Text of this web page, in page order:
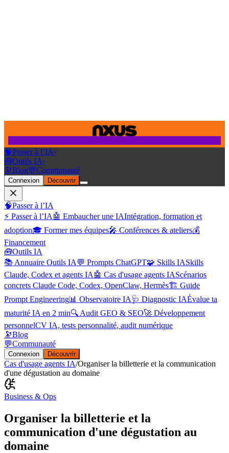
🧠Passer à l’IA›
🧰Outils IA›
🔭Blog💬Communauté
Connexion Découvrir
🧠Passer à l’IA
⚡ Passer à l’IA 🤖 Embaucher une IAIntégration, formation et
adoption🎓 Former mes équipes🎤 Conférences & ateliers💰
Financement
🧰Outils IA
📚 Annuaire Outils IA 💬 Prompts ChatGPT🧩 Skills IASkills
Claude, Codex et agents IA 🤖 Cas d'usage agents IAScénarios
concrets Claude Code, Codex, OpenClaw, Hermès🏗️ Guide
Prompt Engineering📊 Observatoire IA 🩺 Diagnostic IAÉvalue ta
maturité IA en 2 min🔍 Audit GEO & SEO🚀 Développement
personnelCV IA, tests personnalité, audit numérique
🔭Blog
💬Communauté
Connexion Découvrir
Cas d'usage agents IA/Organiser la billetterie et la communication
d'une dégustation au domaine
Business & Ops
Organiser la billetterie et la
communication d'une dégustation au
domaine